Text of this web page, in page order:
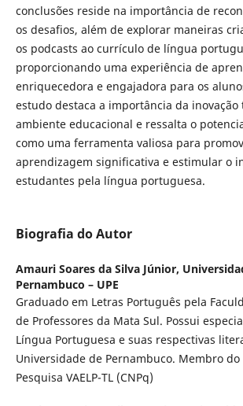
conclusões reside na importância de
os desafios, além de explorar maneiras
os podcasts ao currículo de língua
proporcionando uma experiência de
enriquecedora e engajadora para os
estudo destaca a importância da inovação
ambiente educacional e ressalta o
como uma ferramenta valiosa para
aprendizagem significativa e estimular o
estudantes pela língua portuguesa.
Biografia do Autor
Amauri Soares da Silva Júnior,
Pernambuco – UPE
Graduado em Letras Português pela
de Professores da Mata Sul. Possui
Língua Portuguesa e suas respectivas
Universidade de Pernambuco. Membro
Pesquisa VAELP-TL (CNPq)